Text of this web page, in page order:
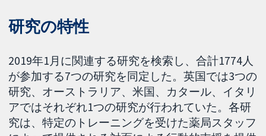
研究の特性
2019年1月に関連する研究を検索し、合計1774人
が参加する7つの研究を同定した。英国では3つの
研究、オーストラリア、米国、カタール、イタリ
アではそれぞれ1つの研究が行われていた。各研
究は、特定のトレーニングを受けた薬局スタッフ